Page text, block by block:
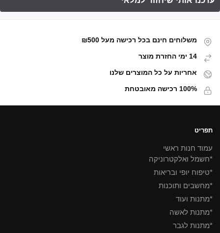
משלוחים חינם בכל רכישה מעל ₪500
14 ימי החזרת מוצר
אחריות על כל המוצרים שלנו
100% רכישה מאובטחת
תפריט
עמוד חנות ראשי
*חשמל ואלקטרוניקה
*טיפוח יופי ובריאות
*מחשבים ותוכנות
*מתנות ועוד
*מתנות לאשה
*מתנות לגבר